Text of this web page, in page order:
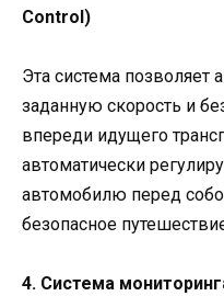
Control)
Эта система
заданную скорость и
впереди идущего
автоматически
автомобилю перед
безопасное
4. Система